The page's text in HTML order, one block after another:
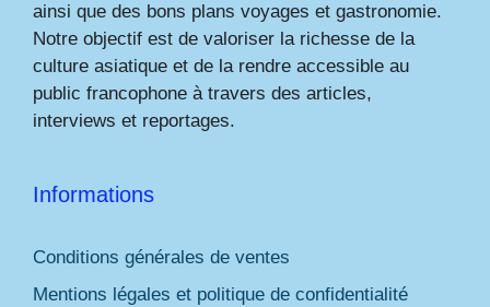
ainsi que des bons plans voyages et gastronomie.
Notre objectif est de valoriser la richesse de la
culture asiatique et de la rendre accessible au
public francophone à travers des articles,
interviews et reportages.
Informations
Conditions générales de ventes
Mentions légales et politique de confidentialité